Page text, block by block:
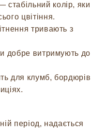
колір,
цвітіння.
тривають з
добре витримують
для клумб,
період, надається